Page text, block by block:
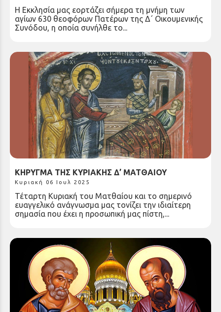
Η Εκκλησία μας εορτάζει σήμερα τη μνήμη των
αγίων 630 θεοφόρων Πατέρων της Δ΄ Οικουμενικής
Συνόδου, η οποία συνήλθε το...
ΚΗΡΥΓΜΑ ΤΗΣ ΚΥΡΙΑΚΗΣ Δ’ ΜΑΤΘΑΙΟΥ
Κυριακή 06 Ιουλ 2025
Τέταρτη Κυριακή του Ματθαίου και το σημερινό
ευαγγελικό ανάγνωσμα μας τονίζει την ιδιαίτερη
σημασία που έχει η προσωπική μας πίστη,...